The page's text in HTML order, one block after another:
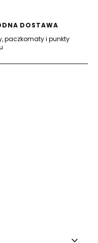
DOSTAWA
paczkomaty i punkty